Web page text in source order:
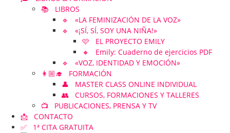
📚 LIBROS
🔹 «LA FEMINIZACIÓN DE LA VOZ»
🔹 «¡SÍ, SÍ, SOY UNA NIÑA!»
🩷 EL PROYECTO EMILY
🔸 Emily: Cuaderno de ejercicios PDF
🔹 «VOZ, IDENTIDAD Y EMOCIÓN»
👩🏼‍🎓 FORMACIÓN
👤 MASTER CLASS ONLINE INDIVIDUAL
👥 CURSOS, FORMACIONES Y TALLERES
📺 PUBLICACIONES, PRENSA Y TV
📩 CONTACTO
✅ 1ª CITA GRATUITA